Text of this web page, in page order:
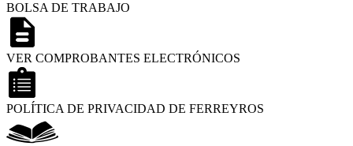
BOLSA DE TRABAJO
VER COMPROBANTES ELECTRÓNICOS
POLÍTICA DE PRIVACIDAD DE FERREYROS